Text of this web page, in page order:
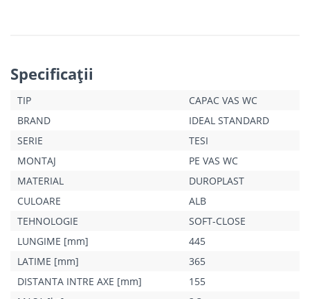
Specificaţii
TIP
CAPAC VAS WC
BRAND
IDEAL STANDARD
SERIE
TESI
MONTAJ
PE VAS WC
MATERIAL
DUROPLAST
CULOARE
ALB
TEHNOLOGIE
SOFT-CLOSE
LUNGIME [mm]
445
LATIME [mm]
365
DISTANTA INTRE AXE [mm]
155